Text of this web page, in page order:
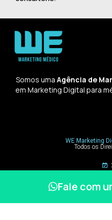
Somos uma Agência de
em Marketing Digital para
WE Marketing
Todos os
Fale com